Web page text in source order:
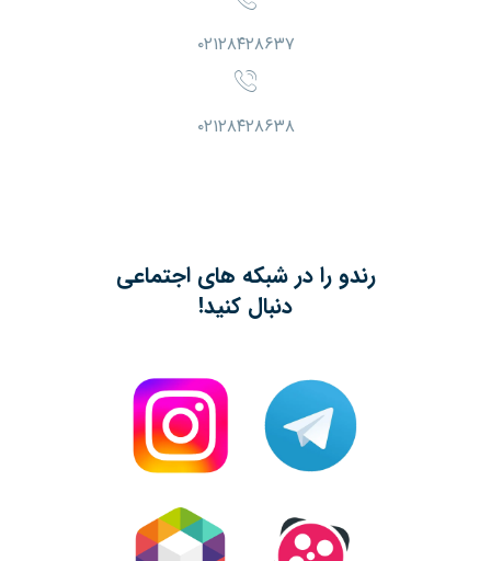
۰۲۱۲۸۴۲۸۶۳۷
۰۲۱۲۸۴۲۸۶۳۸
رندو را در شبکه های اجتماعی
دنبال کنید!